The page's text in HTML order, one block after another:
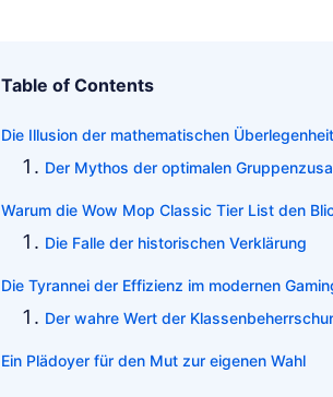
Table of Contents
Die Illusion der mathematischen Überlegenheit
Der Mythos der optimalen
Warum die Wow Mop Classic Tier List den
Die Falle der historischen Verklärung
Die Tyrannei der Effizienz im modernen
Der wahre Wert der
Ein Plädoyer für den Mut zur eigenen Wahl